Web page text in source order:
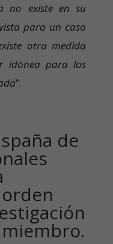
no existe en su
para un caso
otra medida
idónea para los
”.
de